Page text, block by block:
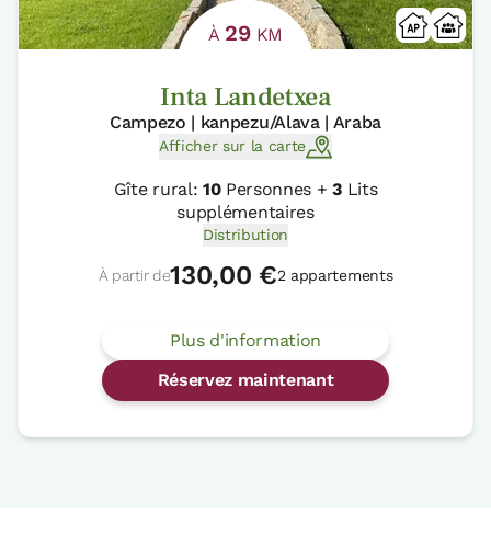
À 29KM
Inta Landetxea
Campezo | kanpezu/Alava | Araba
Afficher sur la carte
Gîte rural: 10Personnes +3Lits
supplémentaires
Distribution
À partir de130,00 €2 appartements
Plus d'information
Réservez maintenant